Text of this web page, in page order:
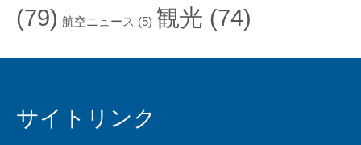
(79) 航空ニュース (5) 観光 (74)
サイトリンク